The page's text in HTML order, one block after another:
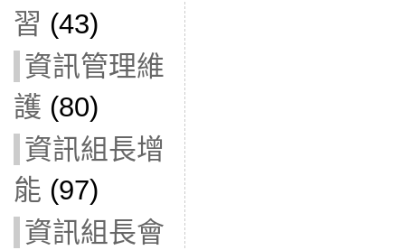
習 (43)
資訊管理維
護 (80)
資訊組長增
能 (97)
資訊組長會